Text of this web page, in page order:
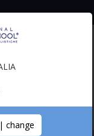
alla mailing list
change